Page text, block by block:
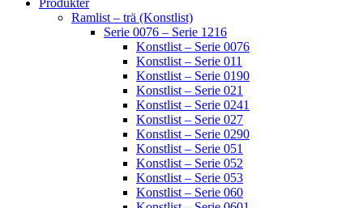
Produkter
Ramlist – trä (Konstlist)
Serie 0076 – Serie 1216
Konstlist – Serie 0076
Konstlist – Serie 011
Konstlist – Serie 0190
Konstlist – Serie 021
Konstlist – Serie 0241
Konstlist – Serie 027
Konstlist – Serie 0290
Konstlist – Serie 051
Konstlist – Serie 052
Konstlist – Serie 053
Konstlist – Serie 060